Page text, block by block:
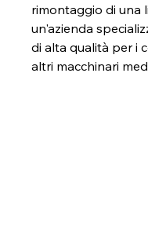
rimontaggio di una
un'azienda
di alta qualità per i
altri macchinari